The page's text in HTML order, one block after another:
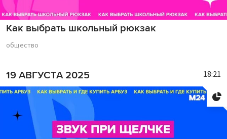
Как выбрать школьный рюкзак
общество
19 АВГУСТА 2025 18:21